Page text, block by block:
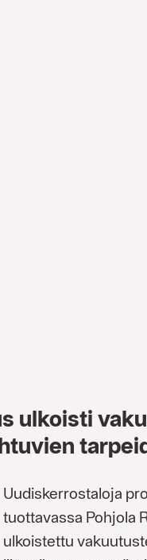
ulkoisti
Uudiskerrostaloja
tuottavassa Pohjola
ulkoistettu